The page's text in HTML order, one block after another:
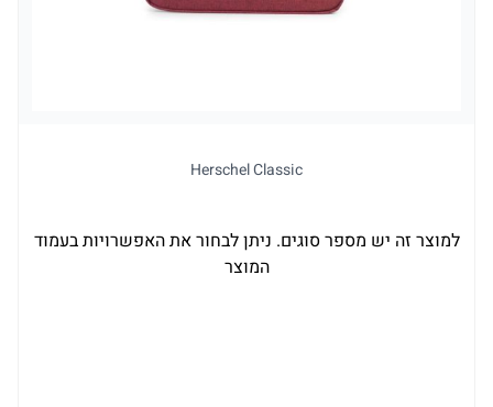
Herschel Classic
למוצר זה יש מספר סוגים. ניתן לבחור את האפשרויות בעמוד
המוצר